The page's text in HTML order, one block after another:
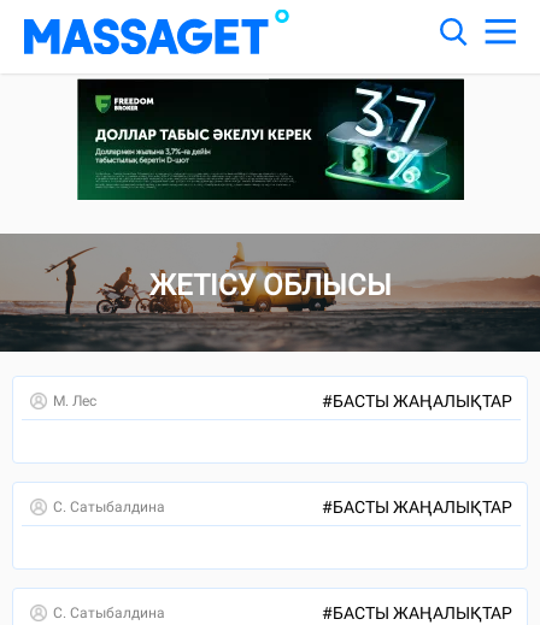
ЖЕТІСУ ОБЛЫСЫ"12-ШІ
М. Лес #БАСТЫ ЖАҢАЛЫҚТАР
С. Сатыбалдина #БАСТЫ ЖАҢАЛЫҚТАР
С. Сатыбалдина #БАСТЫ ЖАҢАЛЫҚТАР